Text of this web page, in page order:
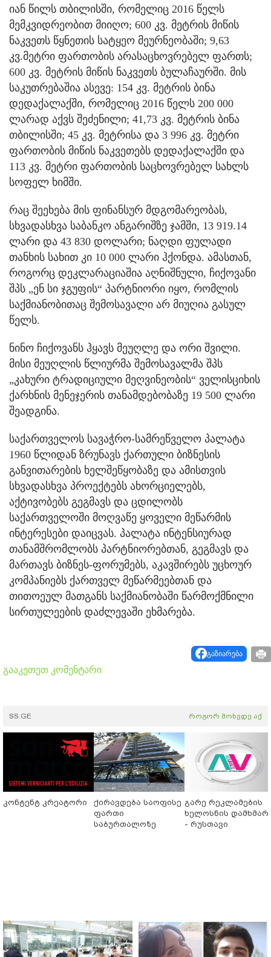
იან წილს თბილისში, რომელიც 2016 წელს
მემკვიდრეობით მიიღო; 600 კვ. მეტრის მიწის
ნაკვეთს წყნეთის სატყეო მეურნეობაში; 9,63
კვ.მეტრი ფართობის არასაცხოვრებელ ფართს;
600 კვ. მეტრის მიწის ნაკვეთს ბულაჩაურში. მის
საკუთრებაშია ასევე: 154 კვ. მეტრის ბინა
დედაქალაქში, რომელიც 2016 წელს 200 000
ლარად აქვს შეძენილი; 41,73 კვ. მეტრის ბინა
თბილისში; 45 კვ. მეტრისა და 3 996 კვ. მეტრი
ფართობის მიწის ნაკვეთებს დედაქალაქში და
113 კვ. მეტრი ფართობის საცხოვრებელ სახლს
სოფელ ხიმში.
რაც შეეხება მის ფინანსურ მდგომარეობას,
სხვადასხვა საბანკო ანგარიშზე ჯამში, 13 919.14
ლარი და 43 830 დოლარი; ნაღდი ფულადი
თანხის სახით კი 10 000 ლარი ჰქონდა. ამასთან,
როგორც დეკლარაციაშია აღნიშნული, ჩიქოვანი
შპს „ენ სი ჯგუფის“ პარტნიორი იყო, რომლის
საქმიანობითაც შემოსავალი არ მიუღია გასულ
წელს.
ნინო ჩიქოვანს ჰყავს მეუღლე და ორი შვილი.
მისი მეუღლის წლიურმა შემოსავალმა შპს
„კახური ტრადიციული მეღვინეობის“ ველისციხის
ქარხნის მენეჯერის თანამდებობაზე 19 500 ლარი
შეადგინა.
საქართველოს სავაჭრო-სამრეწველო პალატა
1960 წლიდან ზრუნავს ქართული ბიზნესის
განვითარების ხელშეწყობაზე და ამისთვის
სხვადასხვა პროექტებს ახორციელებს,
აქტივობებს გეგმავს და ცდილობს
საქართველოში მოღვაწე ყოველი მეწარმის
ინტერესები დაიცვას. პალატა ინტენსიურად
თანამშრომლობს პარტნიორებთან, გეგმავს და
მართავს ბიზნეს-ფორუმებს, აკავშირებს უცხოურ
კომპანიებს ქართველ მეწარმეებთან და
თითოეულ მათგანს საქმიანობაში წარმოქმნილი
სირთულეების დაძლევაში ეხმარება.
გაზიარება
გააკეთეთ კომენტარი
SS.GE როგორ მოხვდე აქ
კონტენტ კრეატორი
ქირავდება საოფისე
ფართი
საბურთალოზე
გარე რეკლამების
ხელოსნის
- რუსთავი